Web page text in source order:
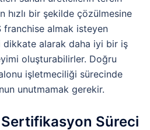
hızlı bir şekilde çözülmesine
franchise almak isteyen
alarak daha iyi bir iş
oluşturabilirler. Doğru
işletmeciliği sürecinde
unutmamak gerekir.
Süreci